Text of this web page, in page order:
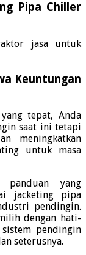
Pipa Chiller
jasa untuk
Keuntungan
tepat, Anda
saat ini tetapi
meningkatkan
untuk masa
panduan yang
jacketing pipa
pendingin.
dengan hati-
pendingin
seterusnya.